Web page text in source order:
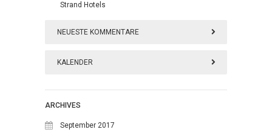
Strand Hotels
NEUESTE KOMMENTARE
KALENDER
ARCHIVES
September 2017